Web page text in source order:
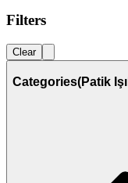
Filters
Clear
Categories(Patik